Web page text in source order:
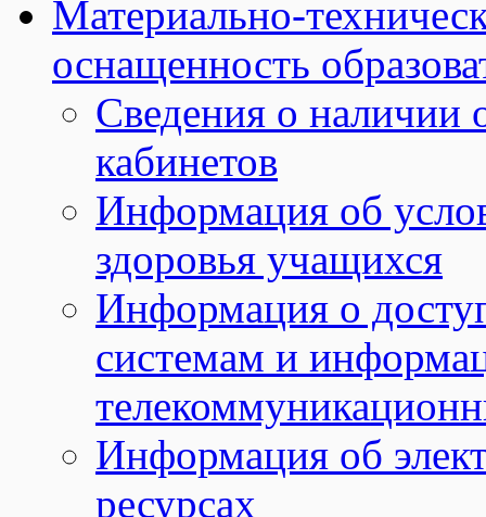
Материально-
оснащенность
Сведения о наличии
кабинетов
Информация об
здоровья учащихся
Информация о
системам и
Информация об
ресурсах